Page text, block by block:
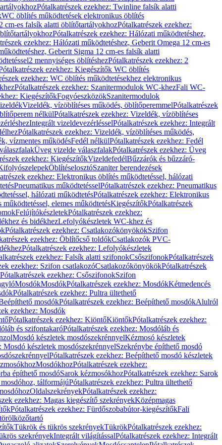
Pótalkatrészek ezekhez: Twinline falsík alatti
WC öblítés működtetések elektronikus öblítés
cm-es falsík alatti öblítőtartályokhozPótalkatrészek ezekhez:
Pótalkatrészek ezekhez: Hálózati működtetéshez,
ezekhez: Hálózati működtetéshez, Geberit Omega 12 cm-es
Geberit Sigma 12 cm-es falsík alatti
2 mennyiséges öblítéshezPótalkatrészek ezekhez: 2
ezekhez: Kiegészítők WC öblítés
ezekhez: WC öblítés működtetésekhez elektronikus
Pótalkatrészek ezekhez: Szanitermodulok WC-khezFali WC-
KiegészítőkFogyóeszközökSzanitermodulok
Vizeldék, vízöblítéses működés, öblítőperemmelPótalkatrészek
nélkülPótalkatrészek ezekhez: Vizeldék, vízöblítéses
Integrált vizeldevezérlésselPótalkatrészek ezekhez: Integrált
Pótalkatrészek ezekhez: Vizeldék, vízöblítéses működés,
vízmentes működésFedél nélkülPótalkatrészek ezekhez: Fedél
Üveg vizelde válaszfalakPótalkatrészek ezekhez: Üveg
ezekhez: KiegészítőkVizeldefedélBűzzárók és bűzzáró-
ÖblítéselosztóSzaniter berendezések
ezekhez: Elektronikus öblítés működtetéssel, hálózati
Pneumatikus működtetésselPótalkatrészek ezekhez: Pneumatikus
hálózati működtetésPótalkatrészek ezekhez: Elektronikus
elemes működtetésKiegészítőkPótalkatrészek
FelújítókészletekPótalkatrészek ezekhez:
és bidékhezLefolyókészletek WC-khez és
Pótalkatrészek ezekhez: CsatlakozókönyökökSzifon
ezekhez: Öblítőcső toldókCsatlakozók PVC-
Pótalkatrészek ezekhez: Lefolyókészletek
ezekhez: Falsík alatti szifonokCsőszifonokPótalkatrészek
ezekhez: Szifon csatlakozóCsatlakozókönyökökPótalkatrészek
Pótalkatrészek ezekhez: CsőszifonokSzifon
MosdókMosdókPótalkatrészek ezekhez: MosdókKétmedencés
Pótalkatrészek ezekhez: Pultra ültethető
mosdókPótalkatrészek ezekhez: Beépíthető mosdókAlulról
ezekhez: Mosdók
Pótalkatrészek ezekhez: KiöntőKiöntőkPótalkatrészek ezekhez:
és szifontakaróPótalkatrészek ezekhez: Mosdóláb és
Mosdó készletek mosdószekrénnyelKézmosó készletek
Mosdó készletek mosdószekrénnyelSzekrénybe építhető mosdó
Pótalkatrészek ezekhez: Beépíthető mosdó készletek
MosdókhozPótalkatrészek ezekhez:
építhető mosdóSarok kézmosókhozPótalkatrészek ezekhez: Sarok
tálformájúPótalkatrészek ezekhez: Pultra ültethető
OldalszekrényekPótalkatrészek ezekhez:
ezekhez: Magas kiegészítő szekrényekKözépmagas
Pótalkatrészek ezekhez: Fürdőszobabútor-kiegészítőkFali
Tükrök és tükrös szekrényekTükrökPótalkatrészek ezekhez:
szekrényekIntegrált világítássalPótalkatrészek ezekhez: Integrált